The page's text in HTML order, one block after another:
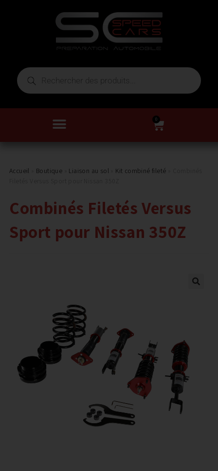
0
Accueil Boutique Liaison au sol Kit combiné fileté
Combinés Filetés Versus
Sport pour Nissan 350Z